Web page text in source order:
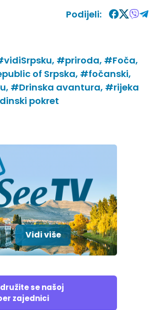
Podijeli:
#priroda, #Foča,
of Srpska, #fočanski,
#Drinska avantura, #rijeka
pokret
Vidi više
se našoj
zajednici